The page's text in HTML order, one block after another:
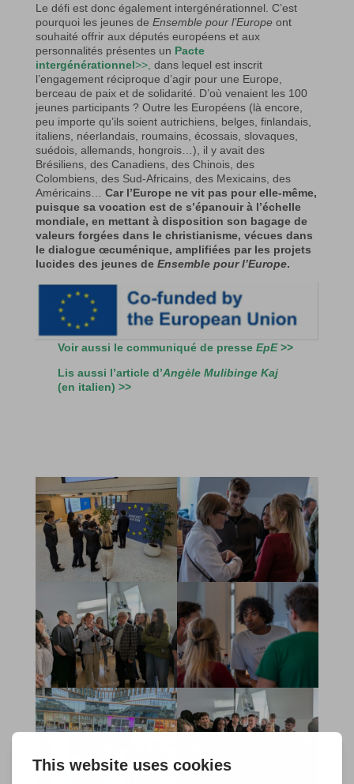
Le défi est donc également intergénérationnel. C’est
pourquoi les jeunes de Ensemble pour l’Europeont
souhaité offrir aux députés européens et aux
personnalités présentes un Pacte
intergénérationnel>>, dans lequel est inscrit
l’engagement réciproque d’agir pour une Europe,
berceau de paix et de solidarité. D’où venaient les 100
jeunes participants ? Outre les Européens (là encore,
peu importe qu’ils soient autrichiens, belges, finlandais,
italiens, néerlandais, roumains, écossais, slovaques,
suédois, allemands, hongrois…), il y avait des
Brésiliens, des Canadiens, des Chinois, des
Colombiens, des Sud-Africains, des Mexicains, des
Américains… Car l’Europe ne vit pas pour elle-même,
puisque sa vocation est de s’épanouir à l’échelle
mondiale, en mettant à disposition son bagage de
valeurs forgées dans le christianisme, vécues dans
le dialogue œcuménique, amplifiées par les projets
lucides des jeunes de Ensemble pour l’Europe.
Voir aussi le communiqué de presseEpE>>
Lis aussi l’article d’Angèle Mulibinge Kaj
(en italien) >>